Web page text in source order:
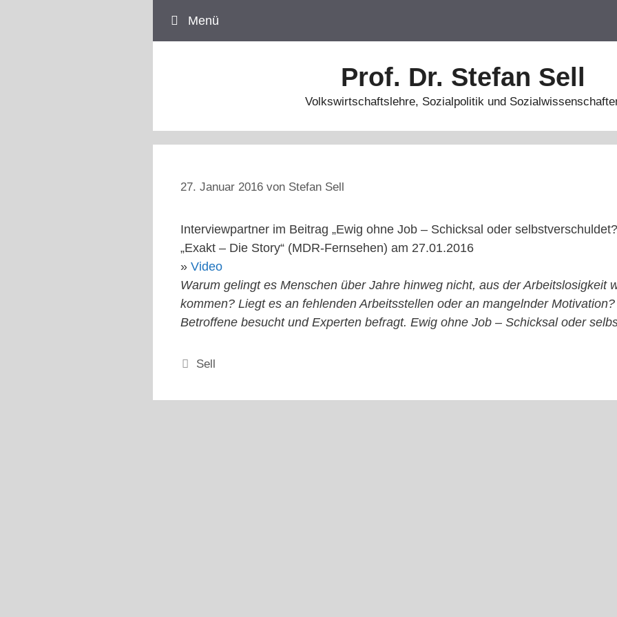
Menü
Prof. Dr. Stefan Sell
Volkswirtschaftslehre, Sozialpolitik und
27. Januar 2016 von Stefan Sell
Interviewpartner im Beitrag „Ewig ohne Job – Schicksal oder
„Exakt – Die Story“ (MDR-Fernsehen) am 27.01.2016
» Video
Warum gelingt es Menschen über Jahre hinweg nicht, aus der Arbeitslosigkeit
kommen? Liegt es an fehlenden Arbeitsstellen oder an mangelnder Motivation?
Betroffene besucht und Experten befragt. Ewig ohne Job – Schicksal oder
Kategorien
Sell